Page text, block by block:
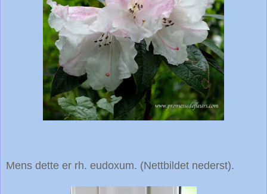
Mens dette er rh. eudoxum. (Nettbildet nederst).